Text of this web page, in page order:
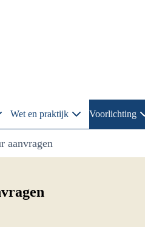
Wet en praktijk Voorlichting
aanvragen